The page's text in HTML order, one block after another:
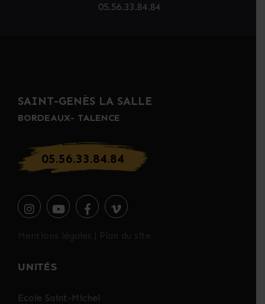
05.56.33.84.84
SAINT-GENÈS LA SALLE
BORDEAUX- TALENCE
05.56.33.84.84
UNITÉS
Ecole Saint-Michel